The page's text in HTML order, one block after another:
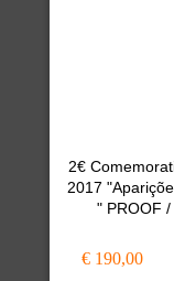
2€
2017
" PROOF /
€ 190,00